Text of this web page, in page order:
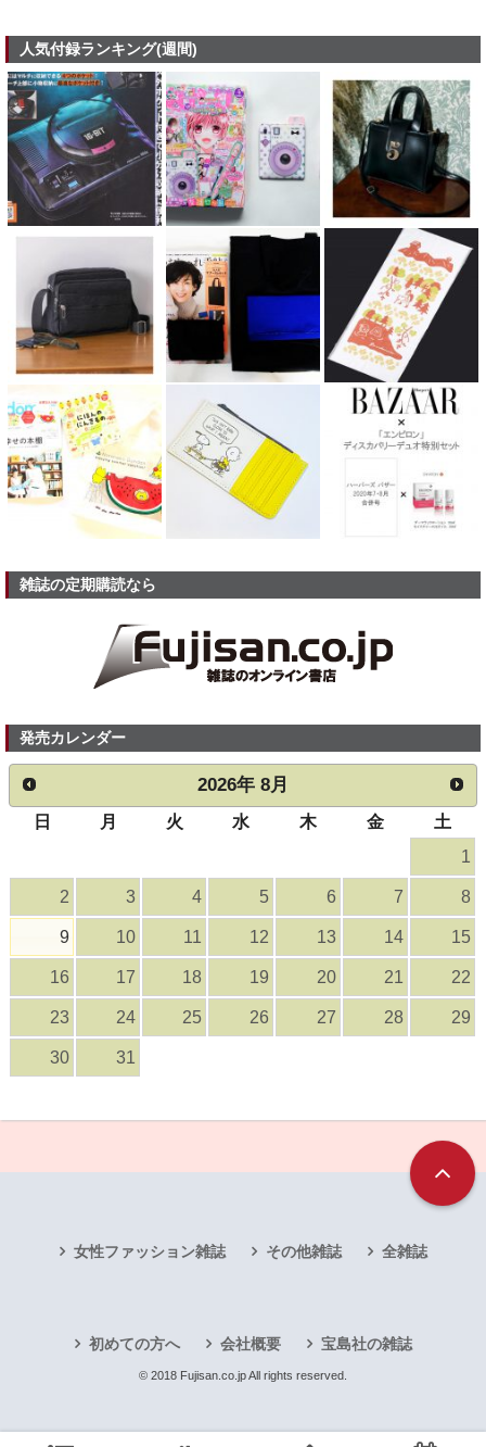
人気付録ランキング(週間)
雑誌の定期購読なら
発売カレンダー
2026年 8月
日 月 火 水 木 金
土
1
2 3 4 5 6 7 8
9 10 11 12 13 14 15
16 17 18 19 20 21 22
23 24 25 26 27 28 29
30 31
女性ファッション雑誌 その他雑誌 全雑誌
初めての方へ 会社概要 宝島社の雑誌
© 2018 Fujisan.co.jp All rights reserved.